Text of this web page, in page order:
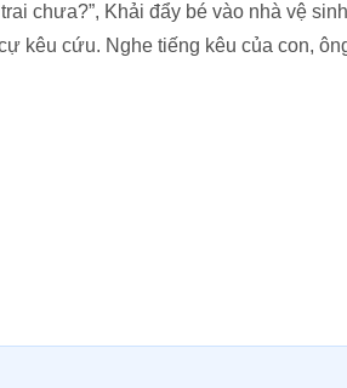
chưa?”, Khải đẩy bé vào nhà vệ
kêu cứu. Nghe tiếng kêu của con,